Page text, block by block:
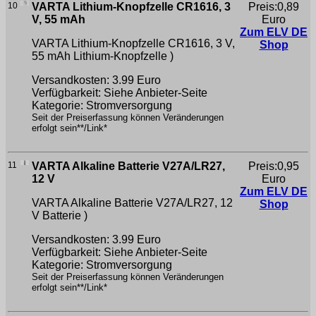
10
VARTA Lithium-Knopfzelle CR1616, 3
V, 55 mAh
VARTA Lithium-Knopfzelle CR1616, 3 V,
55 mAh Lithium-Knopfzelle )
Versandkosten: 3.99 Euro
Verfügbarkeit: Siehe Anbieter-Seite
Kategorie: Stromversorgung
Seit der Preiserfassung können Veränderungen
erfolgt sein**/Link*
Preis:0,89
Euro
Zum ELV DE
Shop
11
VARTA Alkaline Batterie V27A/LR27,
12 V
VARTA Alkaline Batterie V27A/LR27, 12
V Batterie )
Versandkosten: 3.99 Euro
Verfügbarkeit: Siehe Anbieter-Seite
Kategorie: Stromversorgung
Seit der Preiserfassung können Veränderungen
erfolgt sein**/Link*
Preis:0,95
Euro
Zum ELV DE
Shop